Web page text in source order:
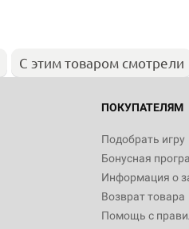
С этим товаром смотрели
ПОКУПАТЕЛЯМ
Подобрать игру
Бонусная
Информация о
Возврат товара
Помощь с